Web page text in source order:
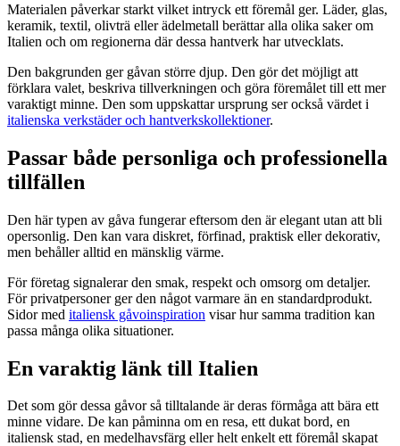
Materialen påverkar starkt vilket intryck ett föremål ger. Läder, glas,
keramik, textil, olivträ eller ädelmetall berättar alla olika saker om
Italien och om regionerna där dessa hantverk har utvecklats.
Den bakgrunden ger gåvan större djup. Den gör det möjligt att
förklara valet, beskriva tillverkningen och göra föremålet till ett mer
varaktigt minne. Den som uppskattar ursprung ser också värdet i
italienska verkstäder och hantverkskollektioner.
Passar både personliga och professionella
tillfällen
Den här typen av gåva fungerar eftersom den är elegant utan att bli
opersonlig. Den kan vara diskret, förfinad, praktisk eller dekorativ,
men behåller alltid en mänsklig värme.
För företag signalerar den smak, respekt och omsorg om detaljer.
För privatpersoner ger den något varmare än en standardprodukt.
Sidor med italiensk gåvoinspiration visar hur samma tradition kan
passa många olika situationer.
En varaktig länk till Italien
Det som gör dessa gåvor så tilltalande är deras förmåga att bära ett
minne vidare. De kan påminna om en resa, ett dukat bord, en
italiensk stad, en medelhavsfärg eller helt enkelt ett föremål skapat